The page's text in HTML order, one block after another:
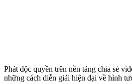
Phát độc quyền trên nền tảng chia sẻ
những cách diễn giải hiện đại về hình